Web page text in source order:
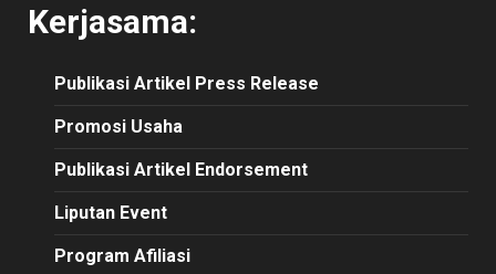
Kerjasama:
Publikasi Artikel Press Release
Promosi Usaha
Publikasi Artikel Endorsement
Liputan Event
Program Afiliasi